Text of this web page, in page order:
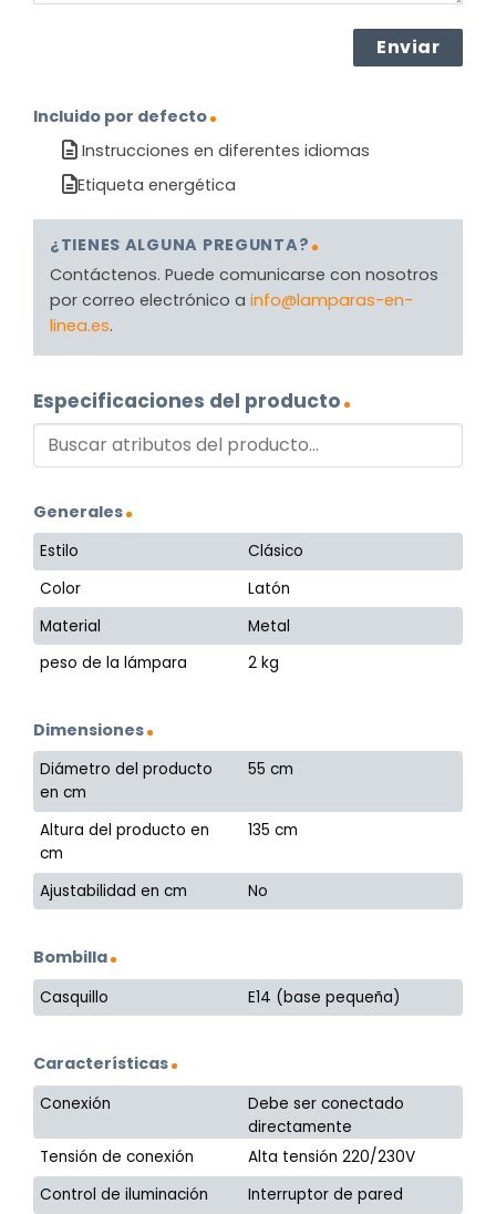
Incluido por defecto
Instrucciones en diferentes idiomas
Etiqueta energética
¿TIENES ALGUNA PREGUNTA?
Contáctenos. Puede comunicarse con nosotros
por correo electrónico a info@lamparas-en-
linea.es.
Especificaciones del producto
Generales
Estilo
Clásico
Color
Latón
Material
Metal
peso de la lámpara
2 kg
Dimensiones
Diámetro del producto
en cm
55 cm
Altura del producto en
cm
135 cm
Ajustabilidad en cm No
Bombilla
Casquillo E14 (base pequeña)
Características
Conexión
Debe ser conectado
directamente
Tensión de conexión
Alta tensión 220/230V
Control de iluminación
Interruptor de pared